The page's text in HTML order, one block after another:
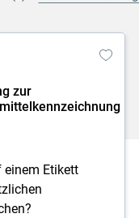
zur
einem Etikett